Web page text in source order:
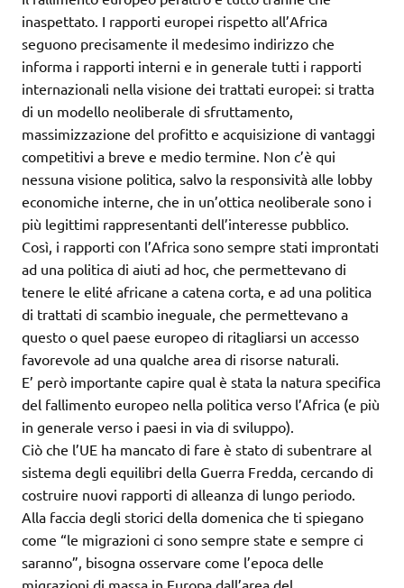
inaspettato. I rapporti europei rispetto all’Africa
seguono precisamente il medesimo indirizzo che
informa i rapporti interni e in generale tutti i rapporti
internazionali nella visione dei trattati europei: si tratta
di un modello neoliberale di sfruttamento,
massimizzazione del profitto e acquisizione di vantaggi
competitivi a breve e medio termine. Non c’è qui
nessuna visione politica, salvo la responsività alle lobby
economiche interne, che in un’ottica neoliberale sono i
più legittimi rappresentanti dell’interesse pubblico.
Così, i rapporti con l’Africa sono sempre stati improntati
ad una politica di aiuti ad hoc, che permettevano di
tenere le elité africane a catena corta, e ad una politica
di trattati di scambio ineguale, che permettevano a
questo o quel paese europeo di ritagliarsi un accesso
favorevole ad una qualche area di risorse naturali.
E’ però importante capire qual è stata la natura specifica
del fallimento europeo nella politica verso l’Africa (e più
in generale verso i paesi in via di sviluppo).
Ciò che l’UE ha mancato di fare è stato di subentrare al
sistema degli equilibri della Guerra Fredda, cercando di
costruire nuovi rapporti di alleanza di lungo periodo.
Alla faccia degli storici della domenica che ti spiegano
come “le migrazioni ci sono sempre state e sempre ci
saranno”, bisogna osservare come l’epoca delle